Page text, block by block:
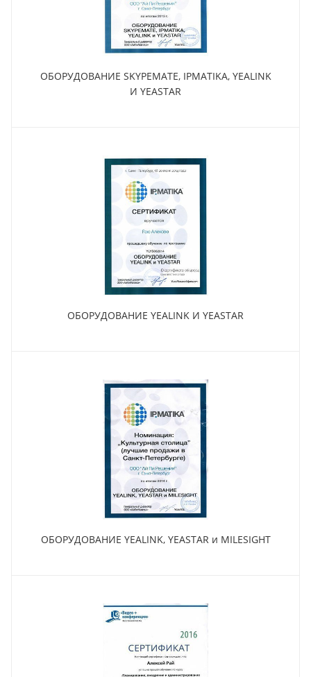
ОБОРУДОВАНИЕ SKYPEMATE, IPMATIKA, YEALINK
И YEASTAR
ОБОРУДОВАНИЕ YEALINK И YEASTAR
ОБОРУДОВАНИЕ YEALINK, YEASTAR и MILESIGHT